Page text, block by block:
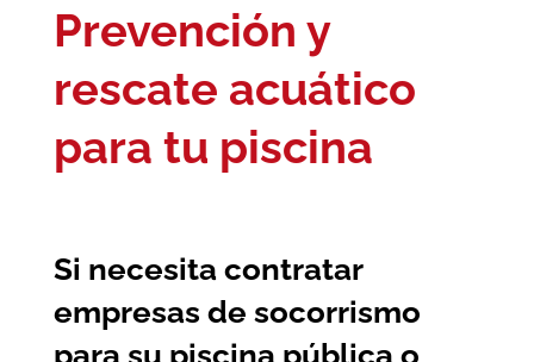
Prevención y
rescate acuático
para tu piscina
Si necesita contratar
empresas de socorrismo
para su piscina pública o